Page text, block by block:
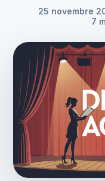
25 novembre
7